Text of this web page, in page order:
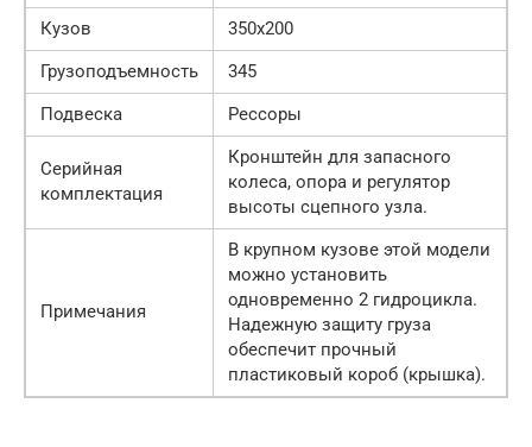
Кузов
350х200
Грузоподъемность
345
Подвеска
Рессоры
Серийная
комплектация
Кронштейн для запасного
колеса, опора и регулятор
высоты сцепного узла.
Примечания
В крупном кузове этой модели
можно установить
одновременно 2 гидроцикла.
Надежную защиту груза
обеспечит прочный
пластиковый короб (крышка).